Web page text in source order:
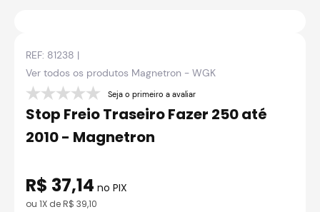
4º fw3
5 º capacete ls2
7º bau
9º capacete aberto
10º race tech
REF: 81238 |
Ver todos os produtos Magnetron - WGK
Seja o primeiro a avaliar
Stop Freio Traseiro Fazer 250 até
2010 - Magnetron
R$ 37,14 no PIX
ou 1X deR$ 39,10